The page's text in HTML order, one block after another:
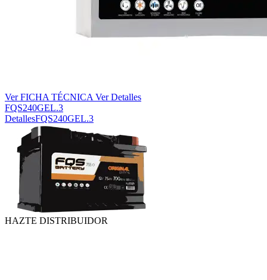
Ver FICHA TÉCNICA Ver Detalles
FQS240GEL.3
DetallesFQS240GEL.3
HAZTE DISTRIBUIDOR